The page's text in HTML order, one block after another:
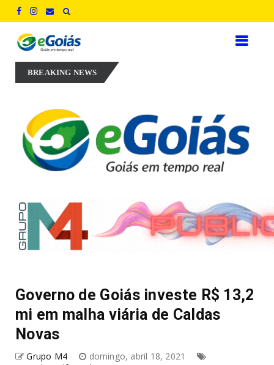
BREAKING NEWS
e geração de empregos para defender novo ciclo de
Governo de Goiás investe R$ 13,2
mi em malha viária de Caldas
Novas
Grupo M4
domingo, abril 18, 2021